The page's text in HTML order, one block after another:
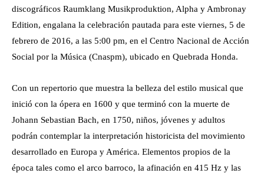
discográficos Raumklang Musikproduktion, Alpha y Ambronay
Edition, engalana la celebración pautada para este viernes, 5 de
febrero de 2016, a las 5:00 pm, en el Centro Nacional de Acción
Social por la Música (Cnaspm), ubicado en Quebrada Honda.
Con un repertorio que muestra la belleza del estilo musical que
inició con la ópera en 1600 y que terminó con la muerte de
Johann Sebastian Bach, en 1750, niños, jóvenes y adultos
podrán contemplar la interpretación historicista del movimiento
desarrollado en Europa y América. Elementos propios de la
época tales como el arco barroco, la afinación en 415 Hz y las